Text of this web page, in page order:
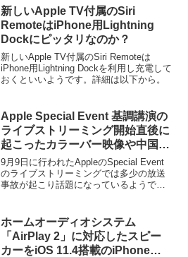
新しいApple TV付属のSiri
RemoteはiPhone用Lightning
Dockにピッタリなのか？
新しいApple TV付属のSiri Remoteは
iPhone用Lightning Dockを利用し充電して
おくといいようです。詳細は以下から。
Apple Special Event 基調講演の
ライブストリーミング開始直後に
起こったカラーバー映像や中国語
通訳に対する反応まとめ。
9月9日に行われたAppleのSpecial Event
のライブストリーミングでは多少の放送
事故が起こり話題になっているようで
ホームオーディオシステム
「AirPlay 2」に対応したスピー
カーをiOS 11.4搭載のiPhoneや